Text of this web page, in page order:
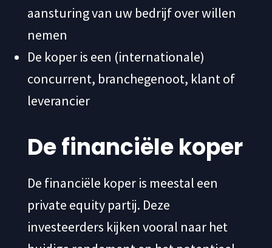
aansturing van uw bedrijf over willen
nemen
De koper is een (internationale)
concurrent, branchegenoot, klant of
leverancier
De financiële koper
De financiële koper is meestal een
private equity partij. Deze
investeerders kijken vooral naar het